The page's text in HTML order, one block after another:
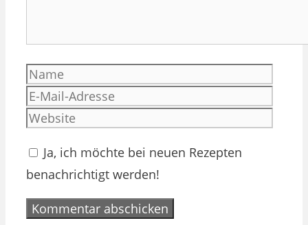
Name
Ja, ich möchte bei neuen Rezepten
benachrichtigt werden!